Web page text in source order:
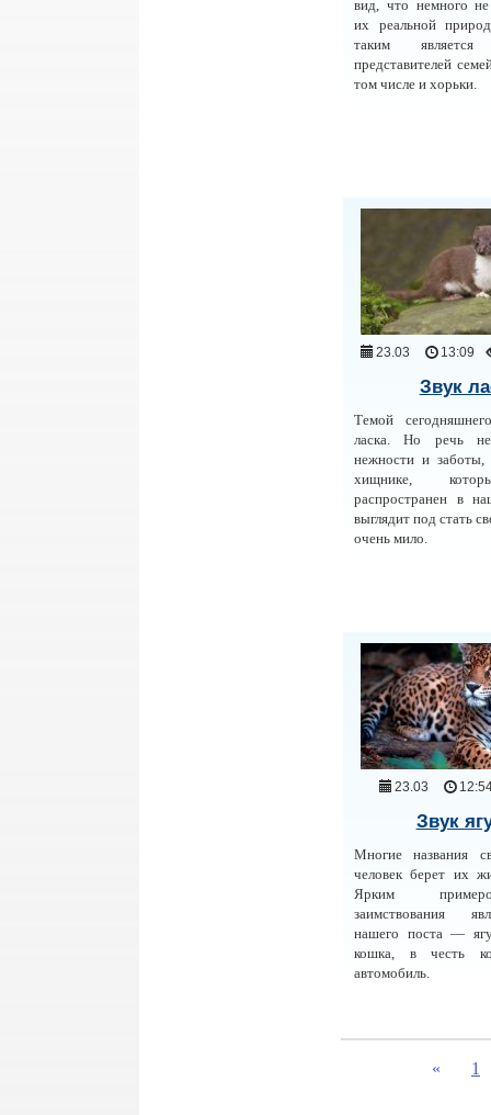
вид, что немного не
их реальной
таким является
представителей
том числе и хорьки.
23.03 13:09
Звук
Темой
ласка. Но речь
нежности и заботы,
хищнике,
распространен в
выглядит под стать
очень мило.
23.03
Звук
Многие названия
человек берет их
Ярким
заимствования
нашего поста —
кошка, в честь
автомобиль.
« 1